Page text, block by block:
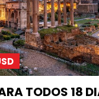
TODOS 18